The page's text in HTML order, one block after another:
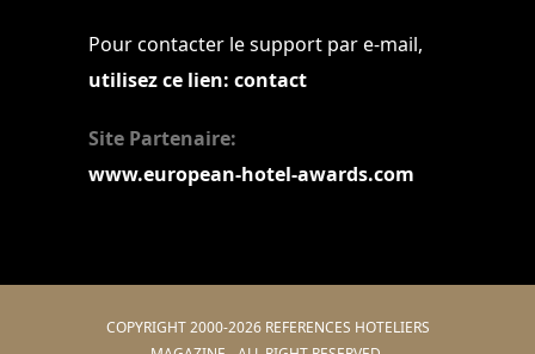
Pour contacter le support par e-mail,
utilisez ce lien: contact
Site Partenaire:
www.european-hotel-awards.com
COPYRIGHT 2000-2026 REFERENCES HOTELIERS